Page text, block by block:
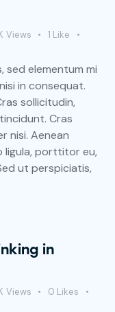
Views 1 Like
sed elementum mi
in consequat.
sollicitudin,
Cras
nisi. Aenean
ligula, porttitor eu,
ut perspiciatis,
in
Views 0 Likes